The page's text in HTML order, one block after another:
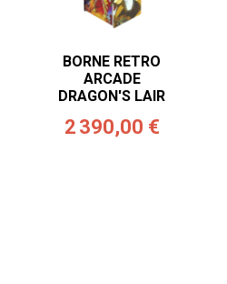
BORNE RETRO
ARCADE
DRAGON'S LAIR
2 390,00 €